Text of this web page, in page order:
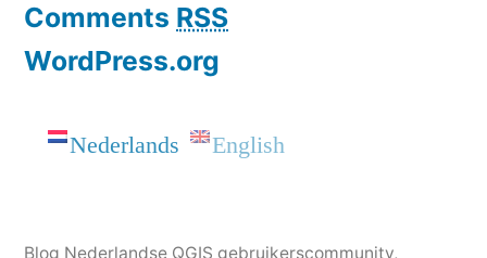
Comments RSS
WordPress.org
Nederlands English
Blog Nederlandse QGIS gebruikerscommunity,